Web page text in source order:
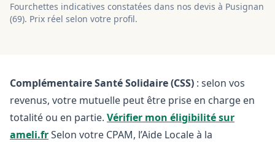
Fourchettes indicatives constatées dans nos devis à Pusignan
(69). Prix réel selon votre profil.
Complémentaire Santé Solidaire (CSS) : selon vos
revenus, votre mutuelle peut être prise en charge en
totalité ou en partie. Vérifier mon éligibilité sur
ameli.frSelon votre CPAM, l’Aide Locale à la